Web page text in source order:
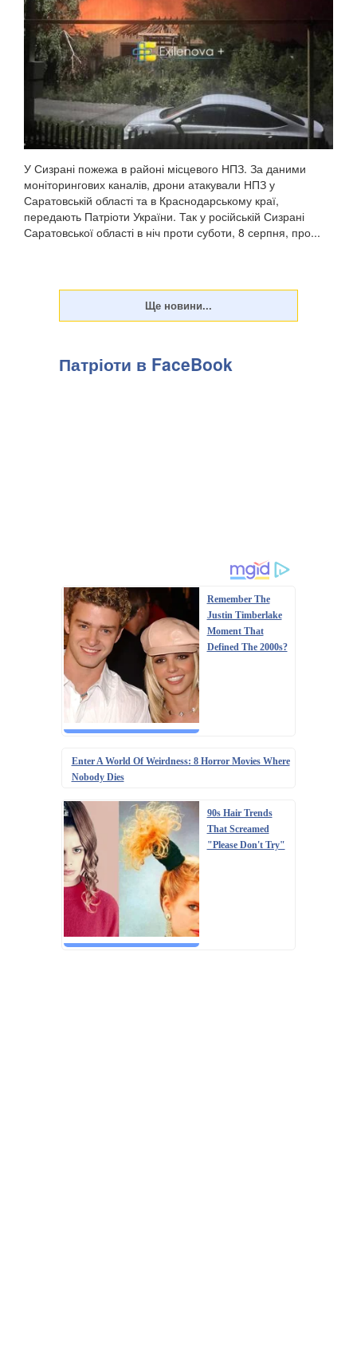
У Сизрані пожежа в районі місцевого НПЗ. За даними
моніторингових каналів, дрони атакували НПЗ у
Саратовській області та в Краснодарському краї,
передають Патріоти України. Так у російській Сизрані
Саратовської області в ніч проти суботи, 8 серпня, про...
Патріоти в FaceBook
Remember The
Justin Timberlake
Moment That
Defined The 2000s?
Enter A World Of Weirdness: 8 Horror Movies Where
Nobody Dies
90s Hair Trends
That Screamed
"Please Don't Try"